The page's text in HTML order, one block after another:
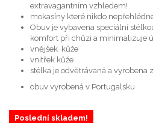
extravagantním vzhledem!
mokasíny které nikdo
Obuv je vybavena speciální
komfort při chůzi a minimalizuje
vnějšek kůže
vnitřek kůže
stélka je odvětrávaná a vyrobena
obuv vyrobená v Portugalsku
Poslední skladem!